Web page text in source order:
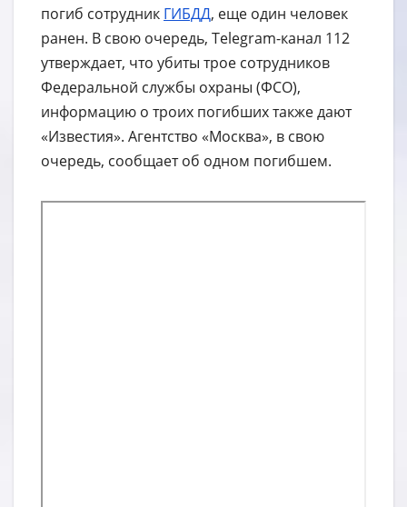
погиб сотрудник ГИБДД, еще один человек
ранен. В свою очередь, Telegram-канал 112
утверждает, что убиты трое сотрудников
Федеральной службы охраны (ФСО),
информацию о троих погибших также дают
«Известия». Агентство «Москва», в свою
очередь, сообщает об одном погибшем.